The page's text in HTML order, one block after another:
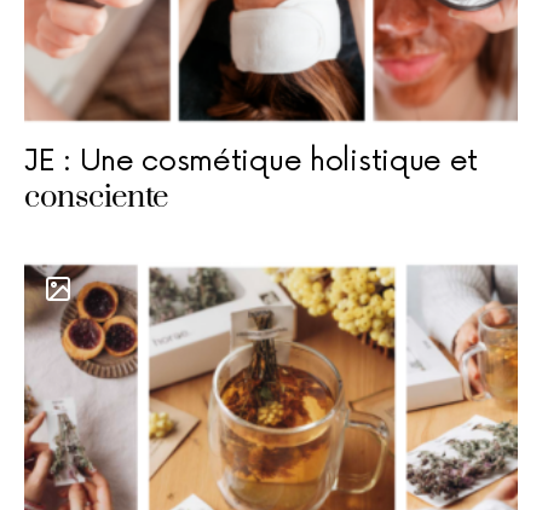
JE : Une cosmétique holistique et
consciente